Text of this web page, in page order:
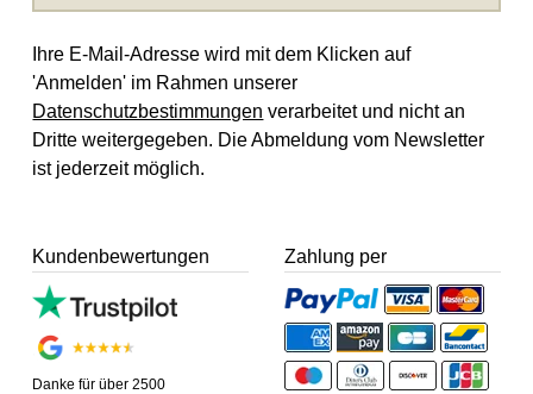
Ihre E-Mail-Adresse wird mit dem Klicken auf
'Anmelden' im Rahmen unserer
Datenschutzbestimmungen verarbeitet und nicht an
Dritte weitergegeben. Die Abmeldung vom Newsletter
ist jederzeit möglich.
Kundenbewertungen
Danke für über 2500
Zahlung per